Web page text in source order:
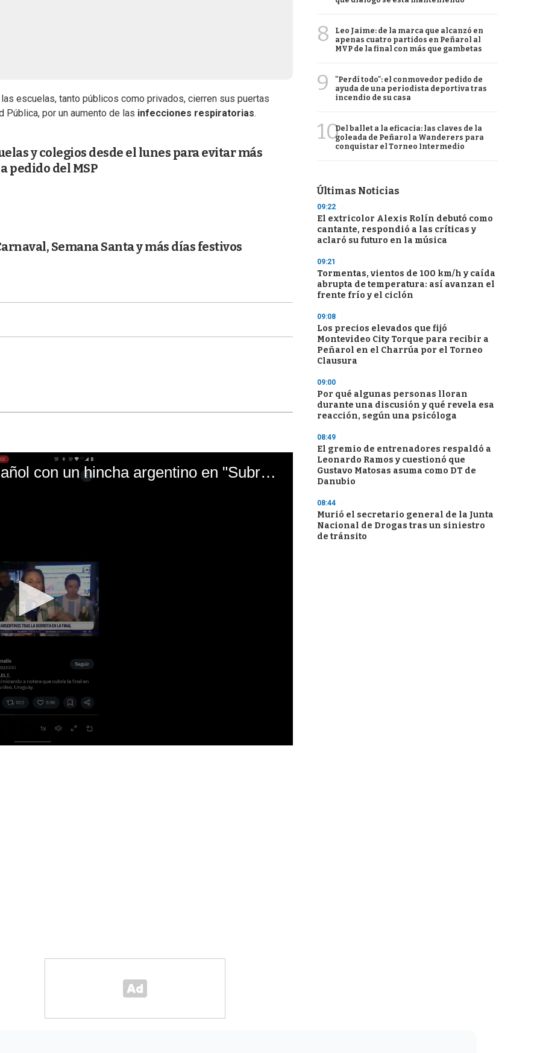
escuelas, tanto públicos como privados, cierren sus puertas
por un aumento de las infecciones respiratorias.
y colegios desde el lunes para evitar más
pedido del MSP
Semana Santa y más días festivos
El mal momento de Yanina Gasañol con un hincha argentino en "Subrayado"
8
Leo Jaime: de la marca que alcanzó en
apenas cuatro partidos en Peñarol al
MVP de la final con más que gambetas
9
"Perdí todo": el conmovedor pedido de
ayuda de una periodista deportiva tras
incendio de su casa
10Del ballet a la eficacia: las claves de la
goleada de Peñarol a Wanderers para
conquistar el Torneo Intermedio
Últimas Noticias
09:22
El extricolor Alexis Rolín debutó como
cantante, respondió a las críticas y
aclaró su futuro en la música
09:21
Tormentas, vientos de 100 km/h y caída
abrupta de temperatura: así avanzan el
frente frío y el ciclón
09:08
Los precios elevados que fijó
Montevideo City Torque para recibir a
Peñarol en el Charrúa por el Torneo
Clausura
09:00
Por qué algunas personas lloran
durante una discusión y qué revela esa
reacción, según una psicóloga
08:49
El gremio de entrenadores respaldó a
Leonardo Ramos y cuestionó que
Gustavo Matosas asuma como DT de
Danubio
08:44
Murió el secretario general de la Junta
Nacional de Drogas tras un siniestro
de tránsito